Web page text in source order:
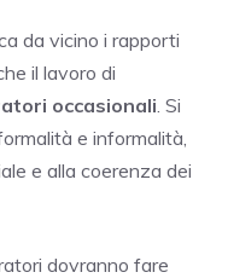
da vicino i rapporti
il lavoro di
occasionali . Si
e informalità,
e alla coerenza dei
dovranno fare